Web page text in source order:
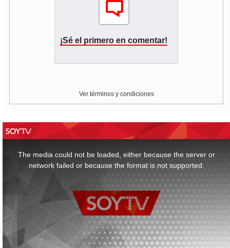
¡Sé el primero en comentar!
Ver términos y condiciones
The media could not be loaded, either because the server or
network failed or because the format is not supported.